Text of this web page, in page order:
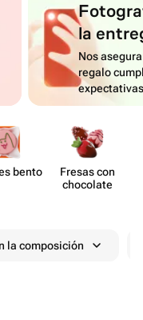
la
Nos
regalo
bento
Fresas con
chocolate
la composición